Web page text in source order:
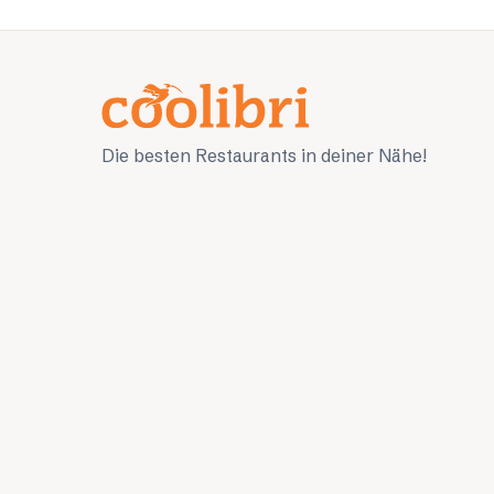
Die besten Restaurants in deiner Nähe!